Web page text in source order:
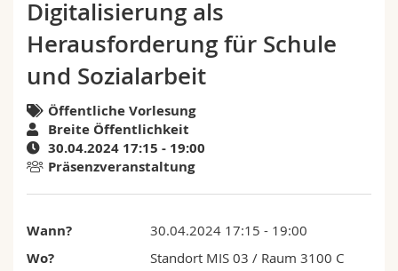
Math.-Nat. und Med. Fak.
Interfakultär
Mitarbeitende
Doktorierende
Webmail
Vorlesungsverzeichnis
MyUnifr
Digitalisierung als
Herausforderung für Schule
und Sozialarbeit
Öffentliche Vorlesung
Breite Öffentlichkeit
30.04.2024 17:15 - 19:00
Präsenzveranstaltung
Wann? 30.04.2024 17:15 - 19:00
Wo? Standort MIS 03 / Raum 3100 C